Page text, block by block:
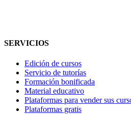
SERVICIOS
Edición de cursos
Servicio de tutorías
Formación bonificada
Material educativo
Plataformas para vender sus
Plataformas gratis